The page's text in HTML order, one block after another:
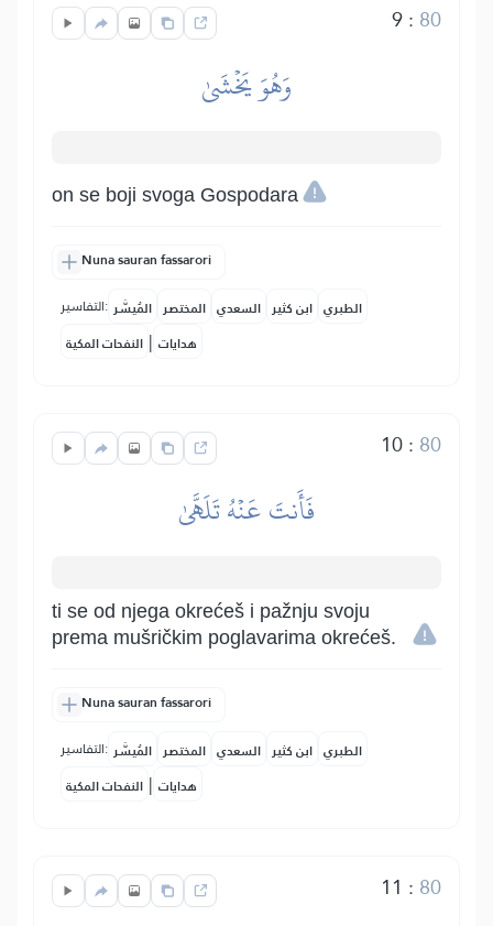
9: 80
وَهُوَ يَخۡشَىٰ
on se boji svoga Gospodara
Nuna sauran fassarori
التفاسير: المُيسَّر المختصر السعدي ابن كثير الطبري
النفحات المكية | هدايات
10: 80
فَأَنتَ عَنۡهُ تَلَهَّىٰ
ti se od njega okrećeš i pažnju svoju
prema mušričkim poglavarima okrećeš.
Nuna sauran fassarori
التفاسير: المُيسَّر المختصر السعدي ابن كثير الطبري
النفحات المكية | هدايات
11 : 80